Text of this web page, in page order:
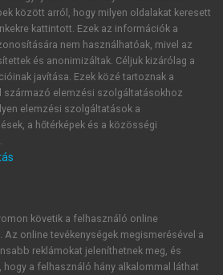
között arról, hogy milyen oldalakat keresett
kattintott. Ezek az információk a
nem használhatóak, mivel az
és anonimizáltak. Céljuk kizárólag a
javítása. Ezek közé tartoznak a
származó elemzési szolgáltatásokhoz
elemzési szolgáltatások a
a hőtérképek és a közösségi
követik a felhasználó online
Az online tevékenységek megismerésével a
reklámokat jeleníthetnek meg, és
hogy a felhasználó hány alkalommal láthat